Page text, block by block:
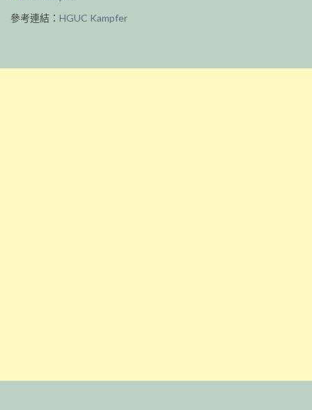
參考連結： HGUC Kampfer